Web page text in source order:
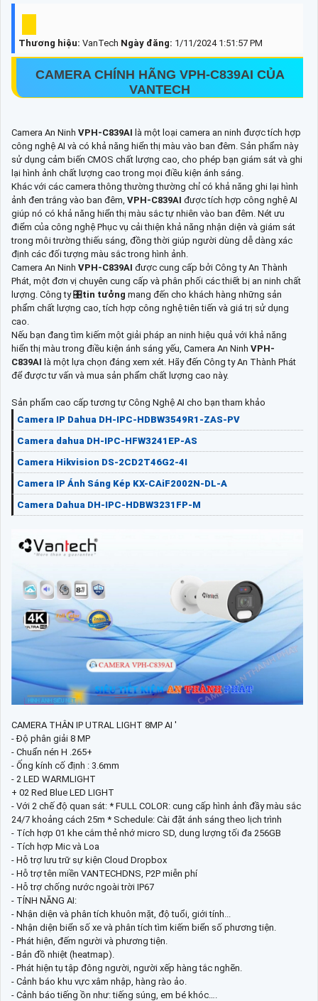
Thương hiệu: VanTech Ngày đăng: 1/11/2024 1:51:57 PM
CAMERA CHÍNH HÃNG VPH-C839AI CỦA
VANTECH
Camera An Ninh VPH-C839AI là một loại camera an ninh được tích hợp
công nghệ AI và có khả năng hiển thị màu vào ban đêm. Sản phẩm này
sử dụng cảm biến CMOS chất lượng cao, cho phép bạn giám sát và ghi
lại hình ảnh chất lượng cao trong mọi điều kiện ánh sáng.
Khác với các camera thông thường thường chỉ có khả năng ghi lại hình
ảnh đen trắng vào ban đêm, VPH-C839AI được tích hợp công nghệ AI
giúp nó có khả năng hiển thị màu sắc tự nhiên vào ban đêm. Nét ưu
điểm của công nghệ Phục vụ cải thiện khả năng nhận diện và giám sát
trong môi trường thiếu sáng, đồng thời giúp người dùng dễ dàng xác
định các đối tượng màu sắc trong hình ảnh.
Camera An Ninh VPH-C839AI được cung cấp bởi Công ty An Thành
Phát, một đơn vị chuyên cung cấp và phân phối các thiết bị an ninh chất
lượng. Công ty 🎛tin tưởng mang đến cho khách hàng những sản
phẩm chất lượng cao, tích hợp công nghệ tiên tiến và giá trị sử dụng
cao.
Nếu bạn đang tìm kiếm một giải pháp an ninh hiệu quả với khả năng
hiển thị màu trong điều kiện ánh sáng yếu, Camera An Ninh VPH-
C839AI là một lựa chọn đáng xem xét. Hãy đến Công ty An Thành Phát
để được tư vấn và mua sản phẩm chất lượng cao này.
Sản phẩm cao cấp tương tự Công Nghệ AI cho bạn tham khảo
Camera IP Dahua DH-IPC-HDBW3549R1-ZAS-PV
Camera dahua DH-IPC-HFW3241EP-AS
Camera Hikvision DS-2CD2T46G2-4I
Camera IP Ánh Sáng Kép KX-CAiF2002N-DL-A
Camera Dahua DH-IPC-HDBW3231FP-M
CAMERA THÂN IP UTRAL LIGHT 8MP AI '
- Độ phân giải 8 MP
- Chuẩn nén H .265+
- Ống kính cố định : 3.6mm
- 2 LED WARMLIGHT
+ 02 Red Blue LED LIGHT
- Với 2 chế độ quan sát: * FULL COLOR: cung cấp hình ảnh đầy màu sắc
24/7 khoảng cách 25m * Schedule: Cài đặt ánh sáng theo lịch trình
- Tích hợp 01 khe cắm thẻ nhớ micro SD, dung lượng tối đa 256GB
- Tích hợp Mic và Loa
- Hỗ trợ lưu trữ sự kiện Cloud Dropbox
- Hỗ trợ tên miền VANTECHDNS, P2P miễn phí
- Hỗ trợ chống nước ngoài trời IP67
- TÍNH NĂNG AI:
- Nhận diện và phân tích khuôn mặt, độ tuổi, giới tính...
- Nhận diện biển số xe và phân tích tìm kiếm biển số phương tiện.
- Phát hiện, đếm người và phương tiện.
- Bản đồ nhiệt (heatmap).
- Phát hiện tụ tập đông người, người xếp hàng tắc nghẽn.
- Cảnh báo khu vực xâm nhập, hàng rào ảo.
- Cảnh báo tiếng ồn như: tiếng súng, em bé khóc….